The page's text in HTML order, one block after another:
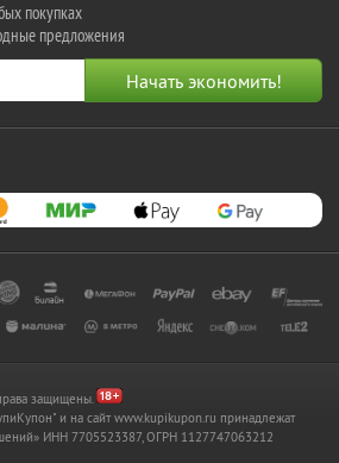
покупках
предложения
защищены.
и на сайт www.kupikupon.ru принадлежат
ИНН 7705523387, ОГРН 1127747063212